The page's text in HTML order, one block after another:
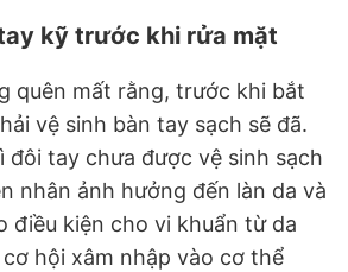
kỹ trước khi rửa mặt
quên mất rằng, trước khi bắt
vệ sinh bàn tay sạch sẽ đã.
đôi tay chưa được vệ sinh sạch
nhân ảnh hưởng đến làn da và
điều kiện cho vi khuẩn từ da
hội xâm nhập vào cơ thể